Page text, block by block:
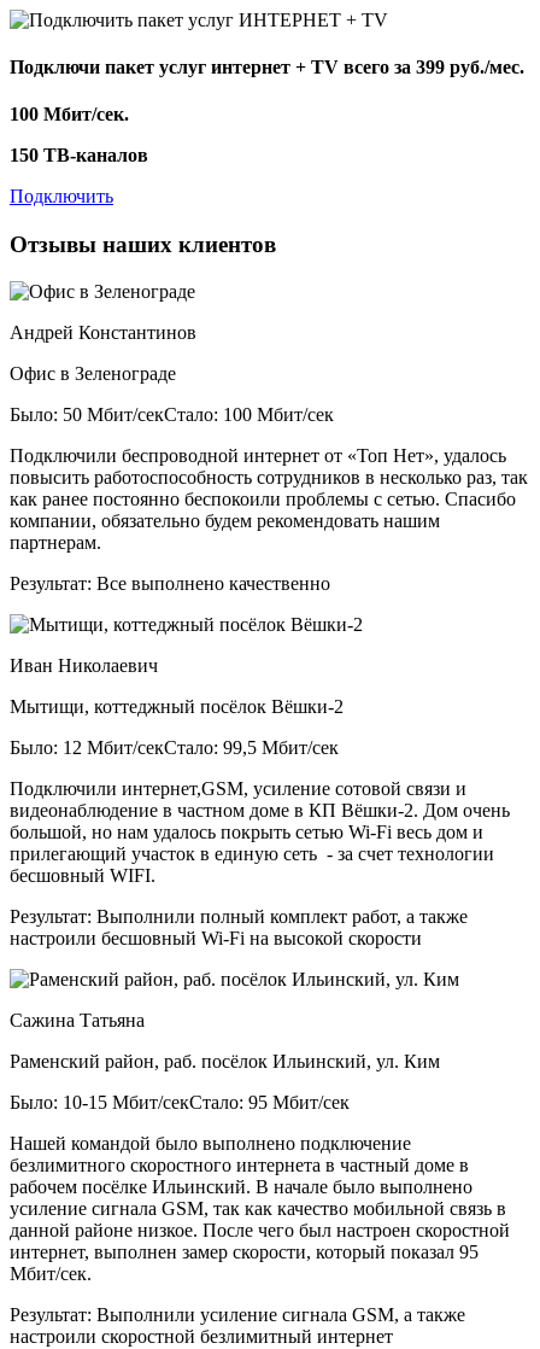
Подключи пакет услуг интернет + TV всего за 399 руб./мес.
100 Мбит/сек.
150 ТВ-каналов
Подключить
Отзывы наших клиентов
Андрей Константинов
Офис в Зеленограде
Было: 50 Мбит/секСтало: 100 Мбит/сек
Подключили беспроводной интернет от «Топ Нет», удалось
повысить работоспособность сотрудников в несколько раз, так
как ранее постоянно беспокоили проблемы с сетью. Спасибо
компании, обязательно будем рекомендовать нашим
партнерам.
Результат: Все выполнено качественно
Иван Николаевич
Мытищи, коттеджный посёлок Вёшки-2
Было: 12 Мбит/секСтало: 99,5 Мбит/сек
Подключили интернет,GSM, усиление сотовой связи и
видеонаблюдение в частном доме в КП Вёшки-2. Дом очень
большой, но нам удалось покрыть сетью Wi-Fi весь дом и
прилегающий участок в единую сеть - за счет технологии
бесшовный WIFI.
Результат: Выполнили полный комплект работ, а также
настроили бесшовный Wi-Fi на высокой скорости
Сажина Татьяна
Раменский район, раб. посёлок Ильинский, ул. Ким
Было: 10-15 Мбит/секСтало: 95 Мбит/сек
Нашей командой было выполнено подключение
безлимитного скоростного интернета в частный доме в
рабочем посёлке Ильинский. В начале было выполнено
усиление сигнала GSM, так как качество мобильной связь в
данной районе низкое. После чего был настроен скоростной
интернет, выполнен замер скорости, который показал 95
Мбит/сек.
Результат: Выполнили усиление сигнала GSM, а также
настроили скоростной безлимитный интернет